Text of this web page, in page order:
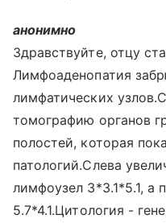
анонимно
Здравствуйте, отцу
Лимфоаденопатия
лимфатических
томографию органов
полостей, которая
патологий.Слева
лимфоузел 3*3.1*5.1, а
5.7*4.1.Цитология -